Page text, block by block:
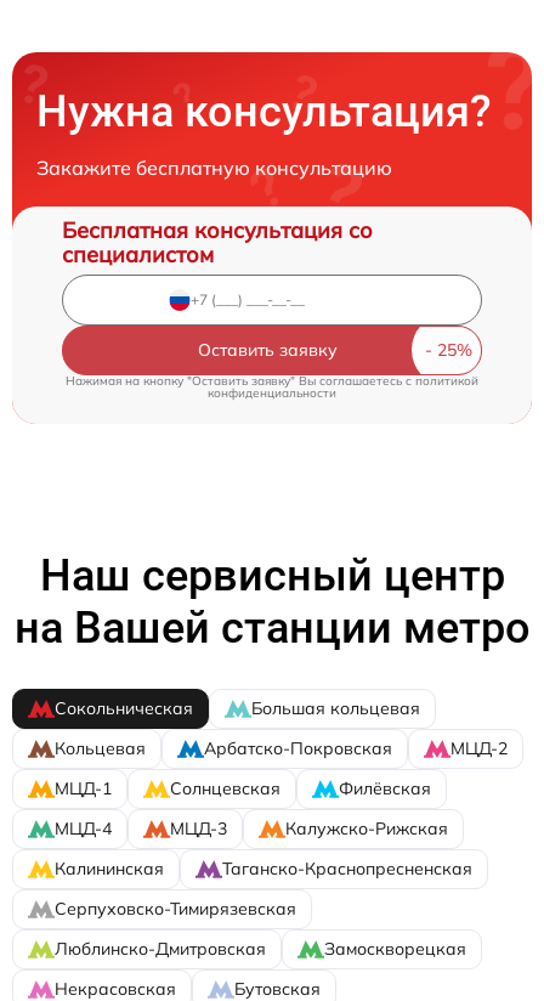
Нужна консультация?
Закажите бесплатную консультацию
Бесплатная консультация со
специалистом
Оставить заявку
Нажимая на кнопку "Оставить заявку" Вы соглашаетесь cполитикой
конфиденциальности
Наш сервисный центр
на Вашей станции метро
Сокольническая
Большая кольцевая
Кольцевая
Арбатско-Покровская
МЦД-2
МЦД-1
Солнцевская
Филёвская
МЦД-4
МЦД-3
Калужско-Рижская
Калининская
Таганско-Краснопресненская
Серпуховско-Тимирязевская
Люблинско-Дмитровская
Замоскворецкая
Некрасовская
Бутовская